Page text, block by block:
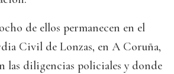
de ellos permanecen en el
Civil de Lonzas, en A Coruña,
las diligencias policiales y donde